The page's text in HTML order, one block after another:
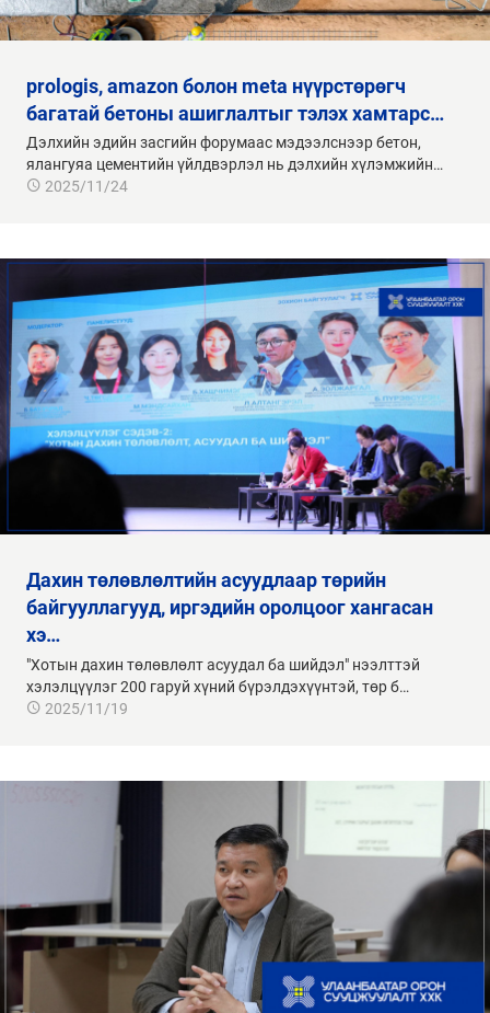
багатай бетоны ашиглалтыг тэлэх хамтарс…
Дэлхийн эдийн засгийн форумаас мэдээлснээр бетон,
ялангуяа цементийн үйлдвэрлэл нь дэлхийн хүлэмжийн…
2025/11/24
дахин төлөвлөлтийн асуудлаар төрийн
байгууллагууд, иргэдийн оролцоог хангасан
хэ…
"Хотын дахин төлөвлөлт асуудал ба шийдэл" нээлттэй
хэлэлцүүлэг 200 гаруй хүний бүрэлдэхүүнтэй, төр б…
2025/11/19